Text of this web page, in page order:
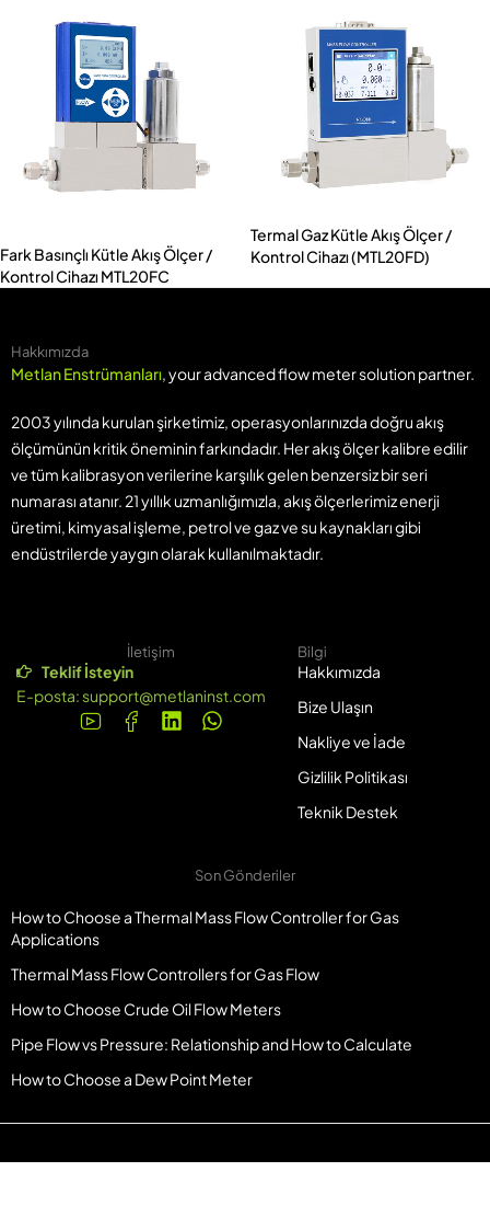
Fark Basınçlı Kütle Akış Ölçer /
Kontrol Cihazı MTL20FC
Termal Gaz Kütle Akış Ölçer /
Kontrol Cihazı (MTL20FD)
Hakkımızda
Metlan Enstrümanları, your advanced flow meter solution partner.
2003 yılında kurulan şirketimiz, operasyonlarınızda doğru akış
ölçümünün kritik öneminin farkındadır. Her akış ölçer kalibre edilir
ve tüm kalibrasyon verilerine karşılık gelen benzersiz bir seri
numarası atanır. 21 yıllık uzmanlığımızla, akış ölçerlerimiz enerji
üretimi, kimyasal işleme, petrol ve gaz ve su kaynakları gibi
endüstrilerde yaygın olarak kullanılmaktadır.
İletişim
Teklif İsteyin
E-posta:support@metlaninst.com
Bilgi
Hakkımızda
Bize Ulaşın
Nakliye ve İade
Gizlilik Politikası
Teknik Destek
Son Gönderiler
How to Choose a Thermal Mass Flow Controller for Gas
Applications
Thermal Mass Flow Controllers for Gas Flow
How to Choose Crude Oil Flow Meters
Pipe Flow vs Pressure: Relationship and How to Calculate
How to Choose a Dew Point Meter